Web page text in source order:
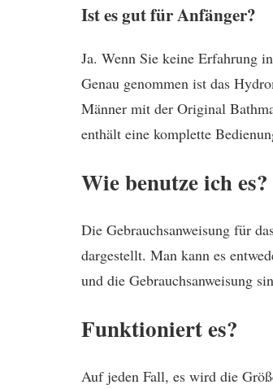
Ist es gut für Anfänger?
Ja. Wenn Sie keine Erfahrung
Genau genommen ist das
Männer mit der Original
enthält eine komplette
Wie benutze ich es?
Die Gebrauchsanweisung für
dargestellt. Man kann es
und die Gebrauchsanweisung
Funktioniert es?
Auf jeden Fall, es wird die